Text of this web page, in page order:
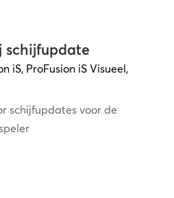
schijfupdate
iS, ProFusion iS Visueel,
schijfupdates voor de